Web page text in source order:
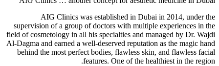
AIG Clinics was established in Dubai in 2014, under the
supervision of a group of doctors with multiple experiences in the
field of cosmetology in all his specialties and managed by Dr. Wajdi
Al-Dagma and earned a well-deserved reputation as the magic hand
behind the most perfect bodies, flawless skin, and flawless facial
features. One of the healthiest in the region.